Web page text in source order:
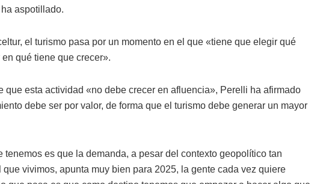
aspotillado.
el turismo pasa por un momento en el que «tiene que elegir qué
qué tiene que crecer».
que esta actividad «no debe crecer en afluencia», Perelli ha afirmado
debe ser por valor, de forma que el turismo debe generar un mayor
tenemos es que la demanda, a pesar del contexto geopolítico tan
que vivimos, apunta muy bien para 2025, la gente cada vez quiere